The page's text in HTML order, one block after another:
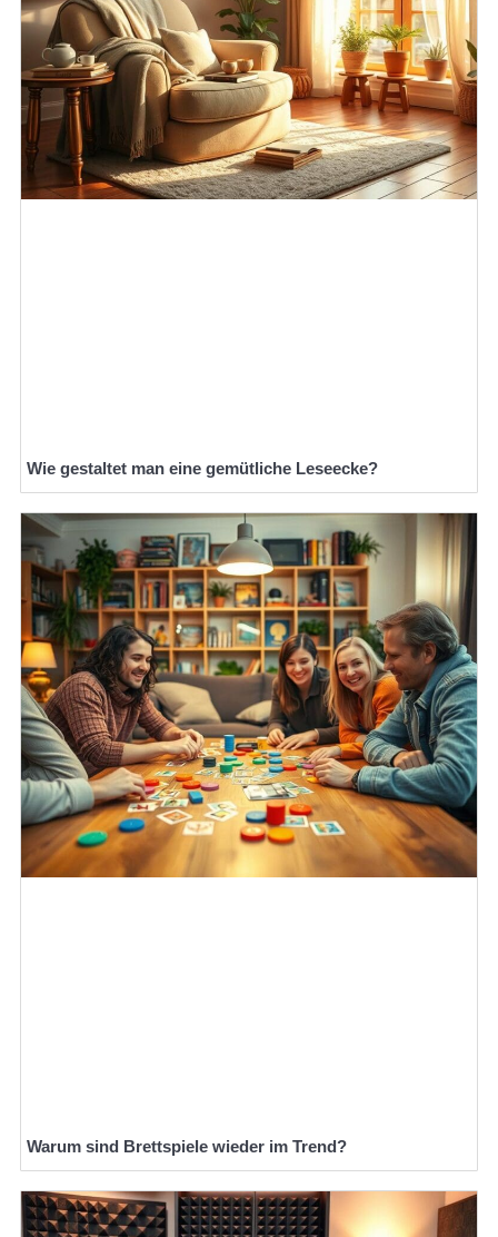
Wie gestaltet man eine gemütliche Leseecke?
Warum sind Brettspiele wieder im Trend?